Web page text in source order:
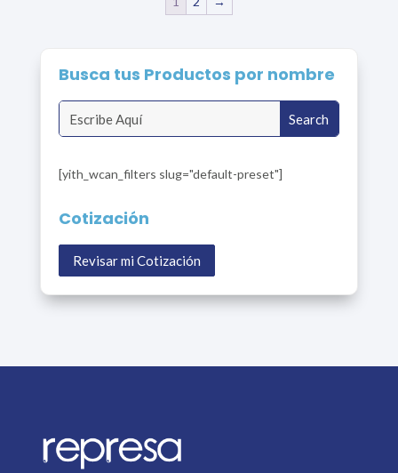
Busca tus Productos por nombre
[yith_wcan_filters slug="default-preset"]
Cotización
Revisar mi Cotización